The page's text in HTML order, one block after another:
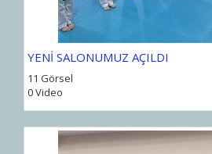
YENİ SALONUMUZ AÇILDI
11 Görsel
0 Video